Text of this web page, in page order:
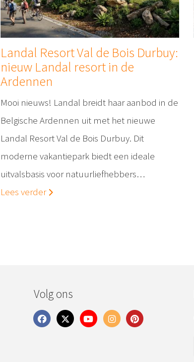
Landal Resort Val de Bois Durbuy:
nieuw Landal resort in de
Ardennen
Mooi nieuws! Landal breidt haar aanbod in de
Belgische Ardennen uit met het nieuwe
Landal Resort Val de Bois Durbuy. Dit
moderne vakantiepark biedt een ideale
uitvalsbasis voor natuurliefhebbers…
Lees verder
Volg ons